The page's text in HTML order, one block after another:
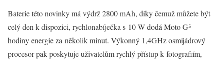
Baterie této novinky má výdrž 2800 mAh, díky čemuž můžete být
celý den k dispozici, rychlonabíječka s 10 W dodá Moto G⁵
hodiny energie za několik minut. Výkonný 1,4GHz osmijádrový
procesor pak poskytuje uživatelům rychlý přístup k fotografiím,